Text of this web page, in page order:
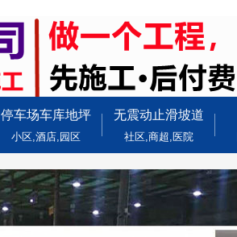
停车场车库地坪
小区,酒店,园区
无震动止滑坡道
社区,商超,医院